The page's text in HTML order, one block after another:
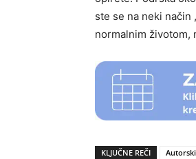
ste se na neki način
normalnim životom,
KLJUČNE REČI